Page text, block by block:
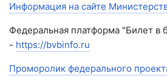
Информация на сайте
Федеральная платформа "Билет в
- https://bvbinfo.ru
Проморолик федерального